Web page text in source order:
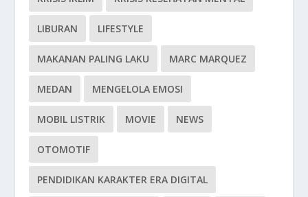
LIBURAN LIFESTYLE
MAKANAN PALING LAKU MARC MARQUEZ
MEDAN MENGELOLA EMOSI
MOBIL LISTRIK MOVIE NEWS
OTOMOTIF
PENDIDIKAN KARAKTER ERA DIGITAL